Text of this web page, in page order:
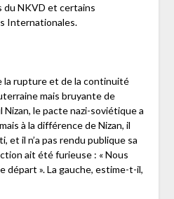
du NKVD et certains
Internationales.
la rupture et de la continuité
mais bruyante de
Nizan, le pacte nazi-soviétique a
à la différence de Nizan, il
et il n’a pas rendu publique sa
ait été furieuse : « Nous
départ ». La gauche, estime-t-il,